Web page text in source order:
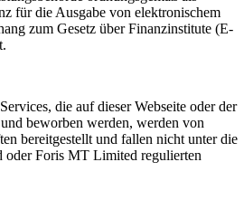
für die Ausgabe von elektronischem
zum Gesetz über Finanzinstitute (E-
die auf dieser Webseite oder der
beworben werden, werden von
bereitgestellt und fallen nicht unter die
Foris MT Limited regulierten